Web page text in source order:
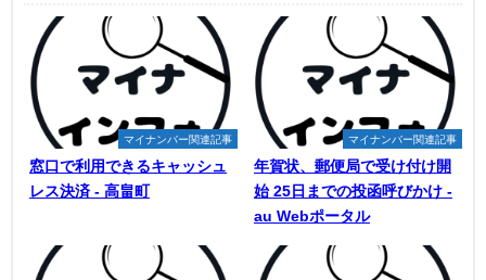
マイナンバー関連記事
窓口で利用できるキャッシュ
レス決済 - 高畠町
マイナンバー関連記事
年賀状、郵便局で受け付け開
始 25日までの投函呼びかけ -
au Webポータル